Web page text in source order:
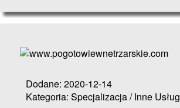
Dodane: 2020-12-14
Kategoria: Specjalizacja / Inne